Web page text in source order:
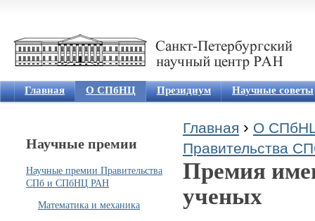
Главная О СПбНЦ Президиум Научные советы
Вы здесь
Главная › О
Правительства
Премия
ученых
Научные премии
Научные премии Правительства
СПб и СПбНЦ РАН
Математика и механика